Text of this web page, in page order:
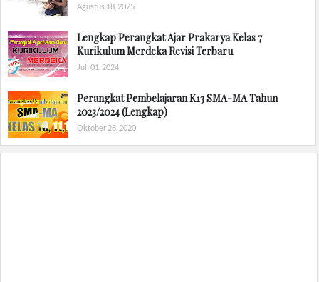
Agustus 18, 2025
Lengkap Perangkat Ajar Prakarya Kelas 7
Kurikulum Merdeka Revisi Terbaru
Juli 01, 2024
Perangkat Pembelajaran K13 SMA-MA Tahun
2023/2024 (Lengkap)
Oktober 28, 2020